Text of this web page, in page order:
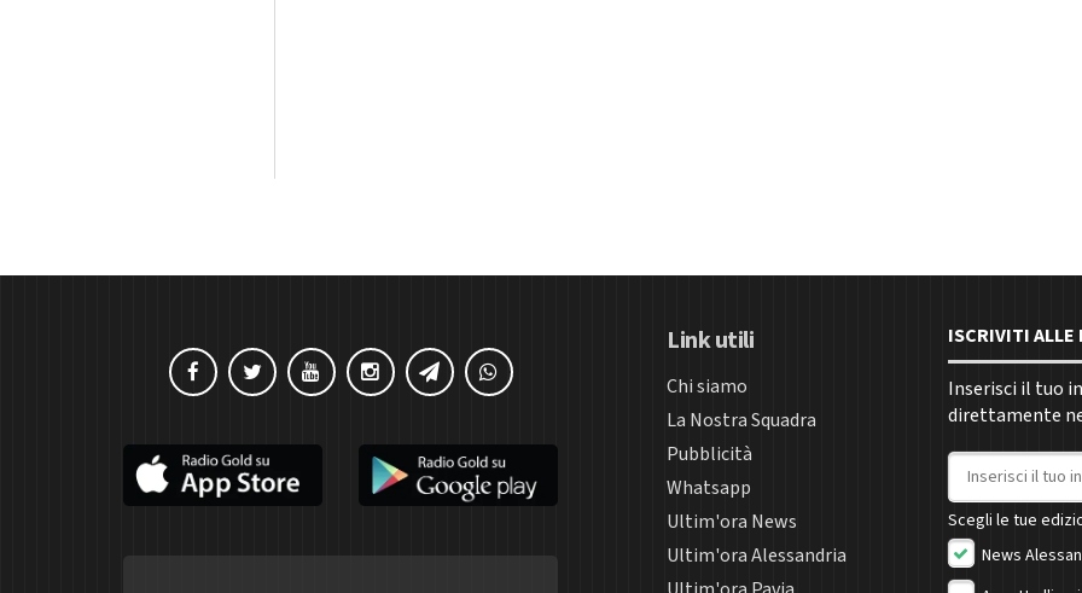
Link utili
Chi siamo
La Nostra Squadra
Pubblicità
Whatsapp
Ultim'ora News
Ultim'ora Alessandria
ISCRIVITI ALLE
Inserisci il tuo
direttamente
Indirizzo email
Scegli le tue
News